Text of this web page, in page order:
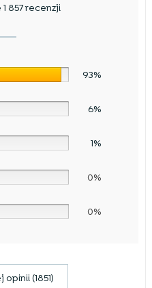
857 recenzji
93%
6%
1%
0%
0%
(1851)